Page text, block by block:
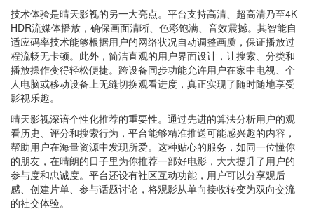
技术体验是晴天影视的另一大亮点。平台支持高清、超高清乃至4K
HDR流媒体播放，确保画面清晰、色彩饱满、音效震撼。其智能自
适应码率技术能够根据用户的网络状况自动调整画质，保证播放过
程流畅无卡顿。此外，简洁直观的用户界面设计，让搜索、分类和
播放操作变得轻松便捷。跨设备同步功能允许用户在家中电视、个
人电脑或移动设备上无缝切换观看进度，真正实现了随时随地享受
影视乐趣。
晴天影视深谙个性化推荐的重要性。通过先进的算法分析用户的观
看历史、评分和搜索行为，平台能够精准推送可能感兴趣的内容，
帮助用户在海量资源中发现所爱。这种贴心的服务，如同一位懂你
的朋友，在晴朗的日子里为你推荐一部好电影，大大提升了用户的
参与度和忠诚度。平台还设有社区互动功能，用户可以分享观后
感、创建片单、参与话题讨论，将观影从单向接收转变为双向交流
的社交体验。